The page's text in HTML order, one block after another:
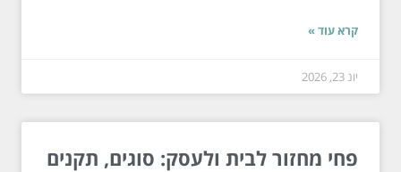
קרא עוד »
יונ 23, 2026
פחי מחזור לבית ולעסק: סוגים, תקנים